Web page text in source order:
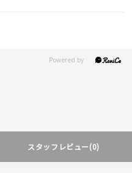
スタッフレビュー(0)